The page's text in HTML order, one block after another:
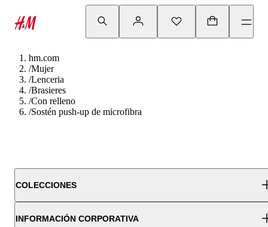
hm.com
/Mujer
/Lenceria
/Brasieres
/Con relleno
/Sostén push-up de microfibra
COLECCIONES
INFORMACIÓN CORPORATIVA